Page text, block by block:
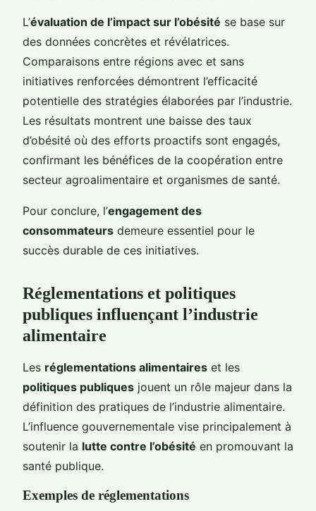
L’évaluation de l’impact sur l’obésité se base sur
des données concrètes et révélatrices.
Comparaisons entre régions avec et sans
initiatives renforcées démontrent l’efficacité
potentielle des stratégies élaborées par l’industrie.
Les résultats montrent une baisse des taux
d’obésité où des efforts proactifs sont engagés,
confirmant les bénéfices de la coopération entre
secteur agroalimentaire et organismes de santé.
Pour conclure, l’engagement des
consommateurs demeure essentiel pour le
succès durable de ces initiatives.
Réglementations et politiques
publiques influençant l’industrie
alimentaire
Les réglementations alimentaires et les
politiques publiques jouent un rôle majeur dans la
définition des pratiques de l’industrie alimentaire.
L’influence gouvernementale vise principalement à
soutenir la lutte contre l’obésité en promouvant la
santé publique.
Exemples de réglementations